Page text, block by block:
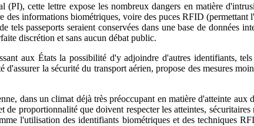
cette lettre expose les nombreux dangers en matière
informations biométriques, voire des puces RFID (permettant
tels passeports seraient conservées dans une base de données
discrétion et sans aucun débat public.
aux États la possibilité d'y adjoindre d'autres identifiants,
la sécurité du transport aérien, propose des mesures
dans un climat déjà très préoccupant en matière d'atteinte aux
proportionnalité que doivent respecter les atteintes,
l'utilisation des identifiants biométriques et des techniques